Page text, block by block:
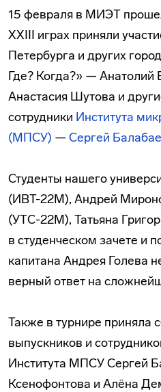
15 февраля в МИЭТ
XXIII играх приняли
Петербурга и других
Где? Когда?» —
Анастасия Шутова и
сотрудники Института
(МПСУ) — Сергей
Студенты нашего
(ИВТ-22М), Андрей
(УТС-22М), Татьяна
в студенческом зачете и
капитана Андрея Голева
верный ответ на
Также в турнире приняла
выпускников и
Института МПСУ Сергей
Ксенофонтова и Алёна